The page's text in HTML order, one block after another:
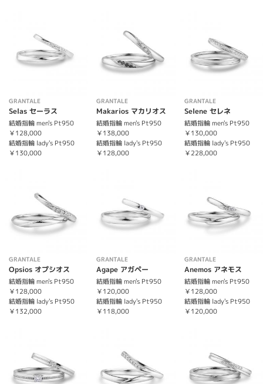
GRANTALE
Selas セーラス
結婚指輪 men's Pt950
￥128,000
結婚指輪 lady's Pt950
￥130,000
GRANTALE
Makarios マカリオス
結婚指輪 men's Pt950
￥138,000
結婚指輪 lady's Pt950
￥128,000
GRANTALE
Selene セレネ
結婚指輪 men's Pt950
￥130,000
結婚指輪 lady's Pt950
￥228,000
GRANTALE
Opsios オプシオス
結婚指輪 men's Pt950
￥128,000
結婚指輪 lady's Pt950
￥132,000
GRANTALE
Agape アガペー
結婚指輪 men's Pt950
￥120,000
結婚指輪 lady's Pt950
￥118,000
GRANTALE
Anemos アネモス
結婚指輪 men's Pt950
￥128,000
結婚指輪 lady's Pt950
￥120,000